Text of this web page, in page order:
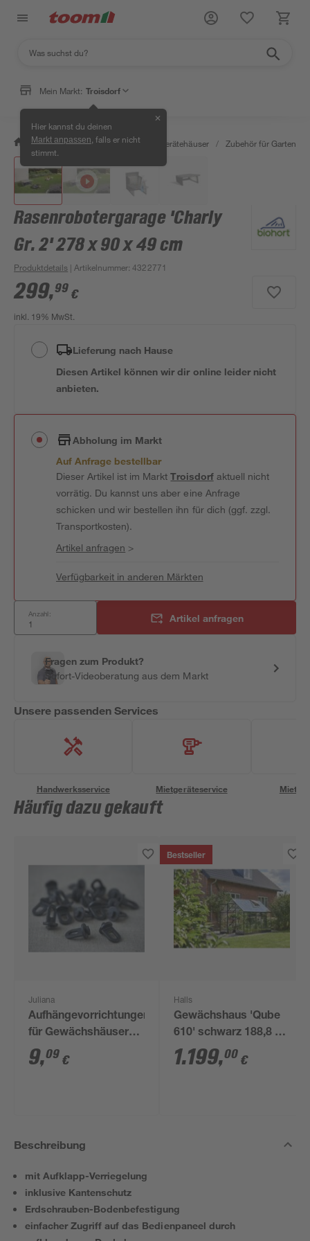
Mein Markt: Troisdorf
Hier kannst du deinen
Markt anpassen , falls er nicht
stimmt.
✕
/ Garten & Freizeit / Garten- & Gerätehäuser / Zubehör für
Rasenrobotergarage 'Charly
Gr. 2' 278 x 90 x 49 cm
Produktdetails | Artikelnummer:4322771
299,99 €
inkl. 19% MwSt.
Lieferung nach Hause
Diesen Artikel können wir dir online leider nicht
anbieten.
Abholung im Markt
Auf Anfrage bestellbar
Dieser Artikel ist im MarktTroisdorfaktuell nicht
vorrätig. Du kannst uns aber eine Anfrage
schicken und wir bestellen ihn für dich (ggf. zzgl.
Transportkosten).
Artikel anfragen >
Verfügbarkeit in anderen Märkten
Anzahl: Artikel anfragen
Fragen zum Produkt?
Sofort-Videoberatung aus dem Markt
Unsere passenden Services
Handwerksservice Mietgeräteservice
Häufig dazu gekauft
Juliana
Aufhängevorrichtungen
für Gewächshäuser
schwarz 20 Stück
9,09 €
Bestseller
Halls
Gewächshaus 'Qube
610' schwarz 188,8 x
312,6 cm mit 3 mm
Sicherheitsglas
1.199,00 €
Beschreibung
mit Aufklapp-Verriegelung
inklusive Kantenschutz
Erdschrauben-Bodenbefestigung
einfacher Zugriff auf das Bedienpaneel durch